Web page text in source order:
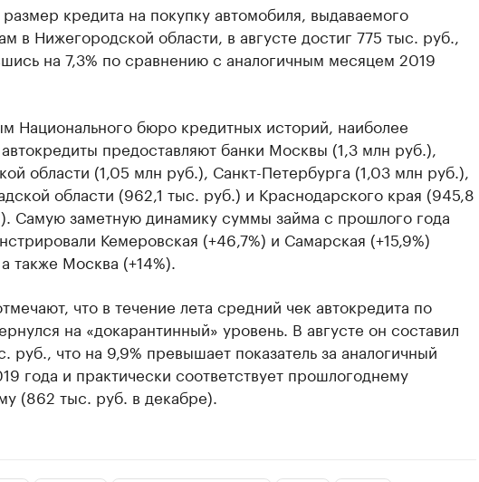
кредита на покупку автомобиля, выдаваемого
в Нижегородской области, в августе достиг 775 тыс. руб.,
на 7,3% по сравнению с аналогичным месяцем 2019
Национального бюро кредитных историй, наиболее
предоставляют банки Москвы (1,3 млн руб.),
области (1,05 млн руб.), Санкт-Петербурга (1,03 млн руб.),
области (962,1 тыс. руб.) и Краснодарского края (945,8
Самую заметную динамику суммы займа с прошлого года
Кемеровская (+46,7%) и Самарская (+15,9%)
также Москва (+14%).
что в течение лета средний чек автокредита по
на «докарантинный» уровень. В августе он составил
руб., что на 9,9% превышает показатель за аналогичный
года и практически соответствует прошлогоднему
(862 тыс. руб. в декабре).